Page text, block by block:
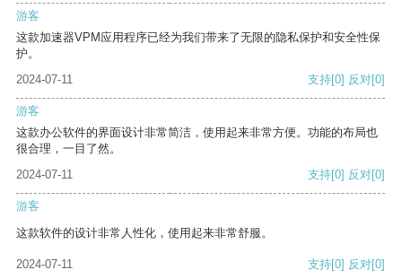
游客
这款加速器VPM应用程序已经为我们带来了无限的隐私保护和安全性保
护。
2024-07-11
支持[0] 反对[0]
游客
这款办公软件的界面设计非常简洁，使用起来非常方便。功能的布局也
很合理，一目了然。
2024-07-11
支持[0] 反对[0]
游客
这款软件的设计非常人性化，使用起来非常舒服。
2024-07-11 支持[0] 反对[0]